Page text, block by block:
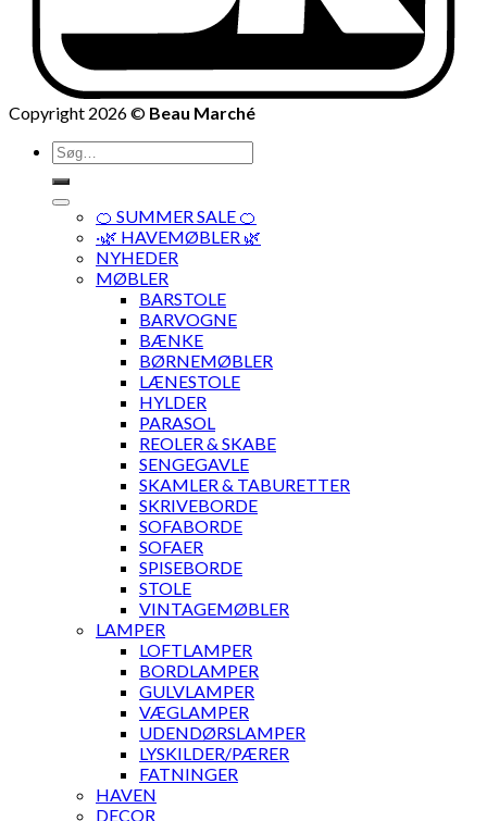
Copyright 2026 © Beau Marché
Søg
efter:
🍊 SUMMER SALE 🍊
·🌿 HAVEMØBLER 🌿
NYHEDER
MØBLER
BARSTOLE
BARVOGNE
BÆNKE
BØRNEMØBLER
LÆNESTOLE
HYLDER
PARASOL
REOLER & SKABE
SENGEGAVLE
SKAMLER & TABURETTER
SKRIVEBORDE
SOFABORDE
SOFAER
SPISEBORDE
STOLE
VINTAGEMØBLER
LAMPER
LOFTLAMPER
BORDLAMPER
GULVLAMPER
VÆGLAMPER
UDENDØRSLAMPER
LYSKILDER/PÆRER
FATNINGER
HAVEN
DECOR